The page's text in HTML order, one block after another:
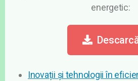
energetic:
Inovații și tehnologii în